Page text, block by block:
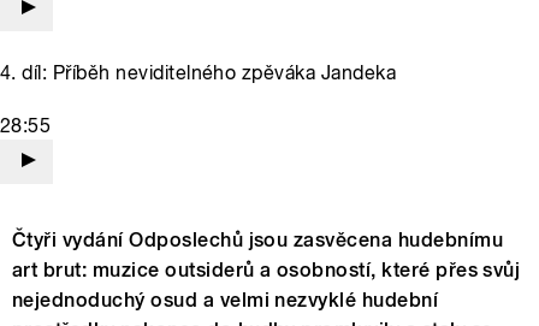
4. díl: Příběh neviditelného zpěváka Jandeka
28:55
Čtyři vydání Odposlechů jsou zasvěcena hudebnímu
art brut: muzice outsiderů a osobností, které přes svůj
nejednoduchý osud a velmi nezvyklé hudební